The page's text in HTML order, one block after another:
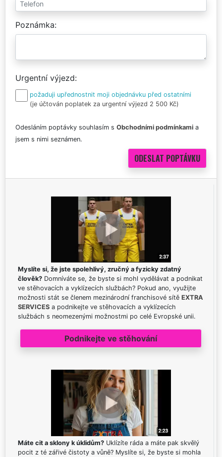
Poznámka
Urgentní výjezd
požaduji upřednostnit moji objednávku před ostatními
(je účtován poplatek za urgentní výjezd 2 500 Kč)
Odesláním poptávky souhlasím s Obchodními podmínkami a
jsem s nimi seznámen.
Myslíte si, že jste spolehlivý, zručný a fyzicky zdatný
člověk? Domníváte se, že byste si mohl vydělávat a podnikat
ve stěhovacích a vyklízecích službách? Pokud ano, využijte
možnosti stát se členem mezinárodní franchisové sítě EXTRA
SERVICES a podnikejte ve stěhovacích a vyklízecích
službách s neomezenými možnostmi po celé Evropské unii.
Podnikejte ve stěhování
Máte cit a sklony k úklidům? Uklízíte ráda a máte pak skvělý
pocit z té zářivé čistoty a vůně? Myslíte si, že byste si mohla